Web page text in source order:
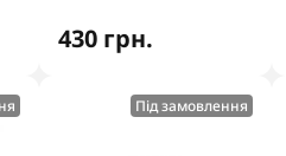
430 грн.
Під замовлення